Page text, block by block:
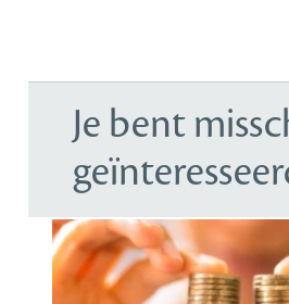
Je bent